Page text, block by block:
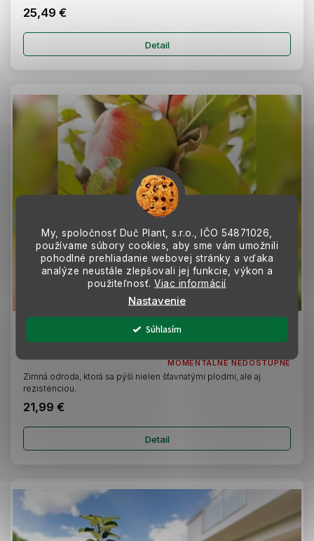
My, spoločnosť Duč Plant, s.r.o., IČO 54871026,
používame súbory cookies, aby sme vám umožnili
pohodlné prehliadanie webovej stránky a vďaka
analýze neustále zlepšovali jej funkcie, výkon a
použiteľnosť.Viac informácií
Nastavenie
Súhlasím
25,49 €
Detail
Jabloň stĺpovitá Kordona podpník M7, kont. 4 l
MOMENTÁLNE NEDOSTUPNÉ
21,99 €
Detail
Zimná odroda, ktorá sa pýši nielen šťavnatými plodmi, ale aj
rezistenciou.